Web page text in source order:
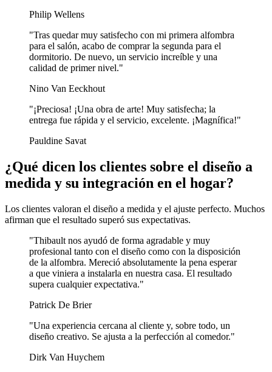
Philip Wellens
"Tras quedar muy satisfecho con mi primera alfombra
para el salón, acabo de comprar la segunda para el
dormitorio. De nuevo, un servicio increíble y una
calidad de primer nivel."
Nino Van Eeckhout
"¡Preciosa! ¡Una obra de arte! Muy satisfecha; la
entrega fue rápida y el servicio, excelente. ¡Magnífica!"
Pauldine Savat
¿Qué dicen los clientes sobre el diseño a
medida y su integración en el hogar?
Los clientes valoran el diseño a medida y el ajuste perfecto. Muchos
afirman que el resultado superó sus expectativas.
"Thibault nos ayudó de forma agradable y muy
profesional tanto con el diseño como con la disposición
de la alfombra. Mereció absolutamente la pena esperar
a que viniera a instalarla en nuestra casa. El resultado
supera cualquier expectativa."
Patrick De Brier
"Una experiencia cercana al cliente y, sobre todo, un
diseño creativo. Se ajusta a la perfección al comedor."
Dirk Van Huychem